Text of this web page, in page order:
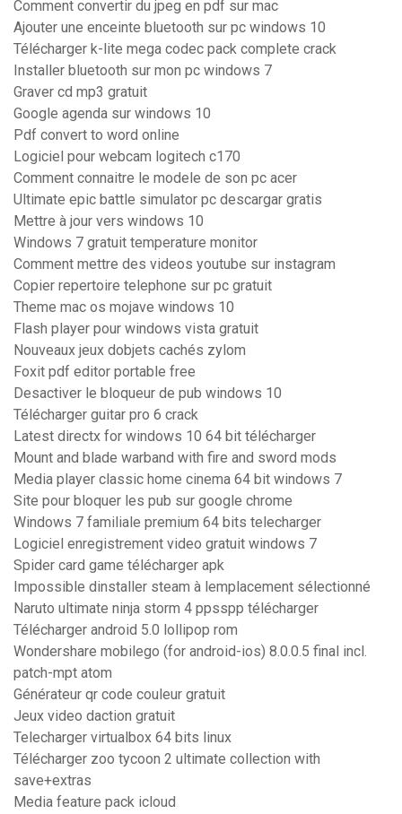
Comment convertir du jpeg en pdf sur mac
Ajouter une enceinte bluetooth sur pc windows 10
Télécharger k-lite mega codec pack complete crack
Installer bluetooth sur mon pc windows 7
Graver cd mp3 gratuit
Google agenda sur windows 10
Pdf convert to word online
Logiciel pour webcam logitech c170
Comment connaitre le modele de son pc acer
Ultimate epic battle simulator pc descargar gratis
Mettre à jour vers windows 10
Windows 7 gratuit temperature monitor
Comment mettre des videos youtube sur instagram
Copier repertoire telephone sur pc gratuit
Theme mac os mojave windows 10
Flash player pour windows vista gratuit
Nouveaux jeux dobjets cachés zylom
Foxit pdf editor portable free
Desactiver le bloqueur de pub windows 10
Télécharger guitar pro 6 crack
Latest directx for windows 10 64 bit télécharger
Mount and blade warband with fire and sword mods
Media player classic home cinema 64 bit windows 7
Site pour bloquer les pub sur google chrome
Windows 7 familiale premium 64 bits telecharger
Logiciel enregistrement video gratuit windows 7
Spider card game télécharger apk
Impossible dinstaller steam à lemplacement sélectionné
Naruto ultimate ninja storm 4 ppsspp télécharger
Télécharger android 5.0 lollipop rom
Wondershare mobilego (for android-ios) 8.0.0.5 final incl.
patch-mpt atom
Générateur qr code couleur gratuit
Jeux video daction gratuit
Telecharger virtualbox 64 bits linux
Télécharger zoo tycoon 2 ultimate collection with
save+extras
Media feature pack icloud